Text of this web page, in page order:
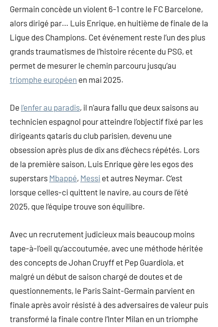
Germain concède un violent 6-1 contre le FC Barcelone,
alors dirigé par… Luis Enrique, en huitième de finale de la
Ligue des Champions. Cet événement reste l’un des plus
grands traumatismes de l’histoire récente du PSG, et
permet de mesurer le chemin parcouru jusqu’au
triomphe européen en mai 2025.
De l’enfer au paradis, il n’aura fallu que deux saisons au
technicien espagnol pour atteindre l’objectif fixé par les
dirigeants qataris du club parisien, devenu une
obsession après plus de dix ans d’échecs répétés. Lors
de la première saison, Luis Enrique gère les egos des
superstars Mbappé, Messi et autres Neymar. C’est
lorsque celles-ci quittent le navire, au cours de l’été
2025, que l’équipe trouve son équilibre.
Avec un recrutement judicieux mais beaucoup moins
tape-à-l’oeil qu’accoutumée, avec une méthode héritée
des concepts de Johan Cruyff et Pep Guardiola, et
malgré un début de saison chargé de doutes et de
questionnements, le Paris Saint-Germain parvient en
finale après avoir résisté à des adversaires de valeur puis
transformé la finale contre l’Inter Milan en un triomphe